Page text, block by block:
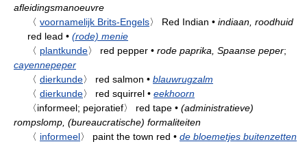
afleidingsmanoeuvre
〈 voornamelijk Brits-Engels〉 Red Indian • indiaan, roodhuid
red lead • (rode) menie
〈 plantkunde〉 red pepper • rode paprika, Spaanse peper;
cayennepeper
〈 dierkunde〉 red salmon • blauwrugzalm
〈 dierkunde〉 red squirrel • eekhoorn
〈informeel; pejoratief〉 red tape • (administratieve)
rompslomp, (bureaucratische) formaliteiten
〈 informeel〉 paint the town red • de bloemetjes buitenzetten